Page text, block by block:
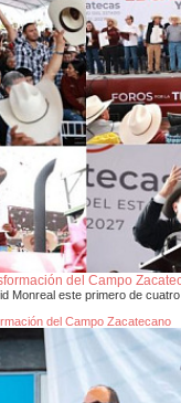
del Campo
Monreal este primero de
del Campo Zacatecano